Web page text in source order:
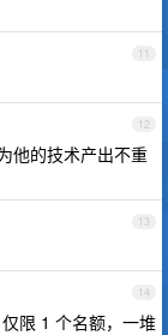
11
12
他的技术产出不重
13
14
限 1 个名额，一堆